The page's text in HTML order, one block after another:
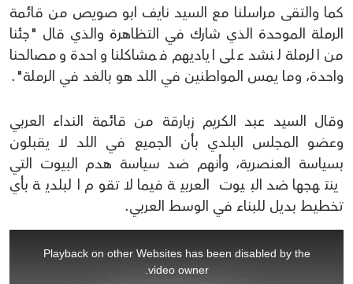
كما والتقى مراسلنا مع السيد نايف ابو صويص من قائمة
الرملة الموحدة الذي شارك في التظاهرة والذي قال "جئنا
من الرملة لنشد على اياديهم فمشاكلنا واحدة ومصالحنا
واحدة، وما يمس المواطنين في اللد هو بالغد في الرملة".
وقال السيد عبد الكريم زبارقة من قائمة النداء العربي
وعضو المجلس البلدي بأن الجميع في اللد لا يقبلون
بسياسة العنصرية، وأنهم ضد سياسة هدم البيوت التي
ينتهجها ضد البيوت العربية فيما لا تقوم البلدية بأي
تخطيط بديل للبناء في الوسط العربي.
This
Playback on other Websites has been disabled by the
video owner.